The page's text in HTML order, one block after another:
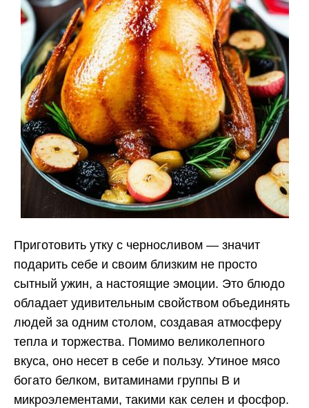
Приготовить утку с черносливом — значит
подарить себе и своим близким не просто
сытный ужин, а настоящие эмоции. Это блюдо
обладает удивительным свойством объединять
людей за одним столом, создавая атмосферу
тепла и торжества. Помимо великолепного
вкуса, оно несет в себе и пользу. Утиное мясо
богато белком, витаминами группы B и
микроэлементами, такими как селен и фосфор.